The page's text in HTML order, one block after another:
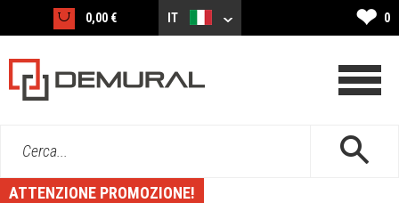
0,00 € IT ❤ 0
Cerca...
ATTENZIONE PROMOZIONE!